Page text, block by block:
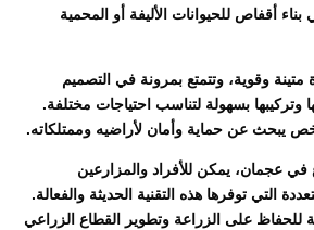
أقفاص للحيوانات الأليفة أو المحمية
متينة وقوية، وتتمتع بمرونة في التصميم
بسهولة لتناسب احتياجات مختلفة.
يبحث عن حماية وأمان لأراضيه وممتلكاته.
عجمان، يمكن للأفراد والمزارعين
التي توفرها هذه التقنية الحديثة والفعالة.
للحفاظ على الزراعة وتطوير القطاع الزراعي